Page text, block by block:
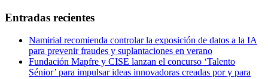
Entradas recientes
Namirial recomienda controlar la exposición de datos a la IA
para prevenir fraudes y suplantaciones en verano
Fundación Mapfre y CISE lanzan el concurso ‘Talento
Sénior’ para impulsar ideas innovadoras creadas por y para